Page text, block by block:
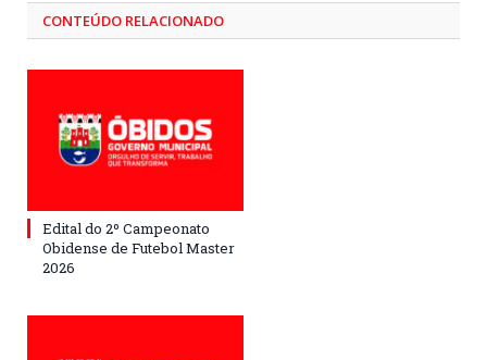
CONTEÚDO RELACIONADO
Edital do 2º Campeonato
Obidense de Futebol Master
2026